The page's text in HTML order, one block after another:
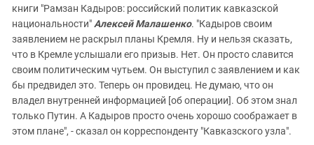
книги "Рамзан Кадыров: российский политик кавказской
национальности" Алексей Малашенко. "Кадыров своим
заявлением не раскрыл планы Кремля. Ну и нельзя сказать,
что в Кремле услышали его призыв. Нет. Он просто славится
своим политическим чутьем. Он выступил с заявлением и как
бы предвидел это. Теперь он провидец. Не думаю, что он
владел внутренней информацией [об операции]. Об этом знал
только Путин. А Кадыров просто очень хорошо соображает в
этом плане", - сказал он корреспонденту "Кавказского узла".